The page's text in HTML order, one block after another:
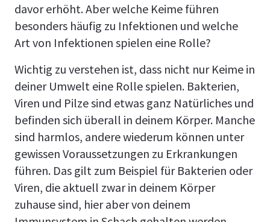
davor erhöht. Aber welche Keime führen
besonders häufig zu Infektionen und welche
Art von Infektionen spielen eine Rolle?
Wichtig zu verstehen ist, dass nicht nur Keime in
deiner Umwelt eine Rolle spielen. Bakterien,
Viren und Pilze sind etwas ganz Natürliches und
befinden sich überall in deinem Körper. Manche
sind harmlos, andere wiederum können unter
gewissen Voraussetzungen zu Erkrankungen
führen. Das gilt zum Beispiel für Bakterien oder
Viren, die aktuell zwar in deinem Körper
zuhause sind, hier aber von deinem